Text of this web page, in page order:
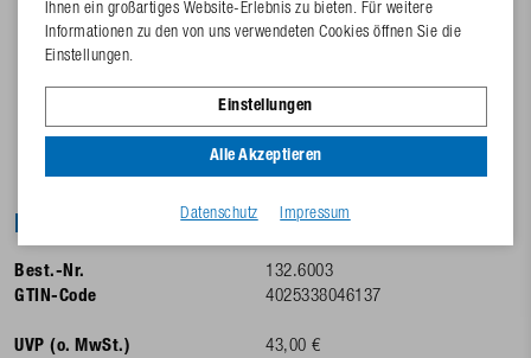
Kreislaufrohr ¾" mit T-Stück Mod. 600
Best.-Nr.
132.6003
GTIN-Code
4025338046137
UVP (o. MwSt.)
43,00 €
Ihnen ein großartiges Website-Erlebnis zu bieten. Für weitere
Informationen zu den von uns verwendeten Cookies öffnen Sie die
Einstellungen.
Einstellungen
Alle Akzeptieren
Datenschutz Impressum